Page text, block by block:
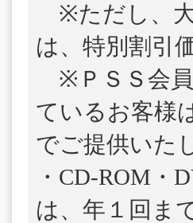
※ただし、大
は、特別割引
※ＰＳＳ会員
ているお客様
でご提供いた
・CD-ROM・
は、年１回ま